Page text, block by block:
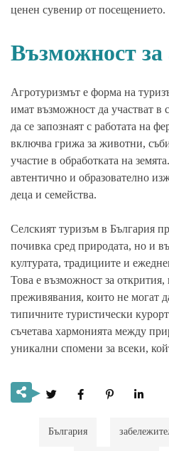
ценен сувенир от посещението.
Възможност
Агротуризмът е форма на
имат възможност да участват в
да се запознаят с работата на
включва грижа за животни,
участие в обработката на
автентично и образователно
деца и семейства.
Селският туризъм в България
почивка сред природата, но и
културата, традициите и
Това е възможност за
преживявания, които не могат
типичните туристически
съчетава хармонията между
уникални спомени за всеки,
България